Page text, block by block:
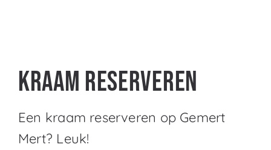
Kraam reserveren
Een kraam reserveren op Gemert
Mert? Leuk!